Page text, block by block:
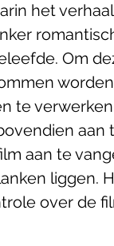
het
Om
te
aan
aan te
liggen.
over de